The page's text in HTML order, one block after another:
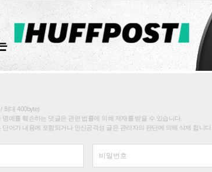
최대 400byte)
예를 훼손하는 댓글은 관련 법률에 의해 제재를 받을 수 있습니다.
어가 내용에 포함되거나 인신공격성 글은 관리자의 판단에 의해 삭제 합니다.